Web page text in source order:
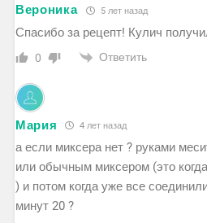
Вероника 5 лет назад
Спасибо за рецепт! Кулич
0 Ответить
Мария 4 лет назад
а если миксера нет ? руками
или обычным миксером (это
) и потом когда уже все
минут 20 ?